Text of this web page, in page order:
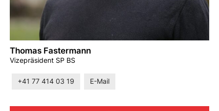
Thomas Fastermann
Vizepräsident SP BS
+41 77 414 03 19 E-Mail